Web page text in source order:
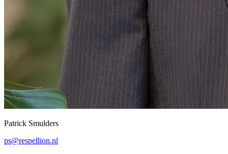
Patrick Smulders
ps@respellion.nl